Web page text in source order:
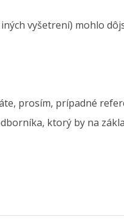
vyšetrení) mohlo
prosím, prípadné
ktorý by na